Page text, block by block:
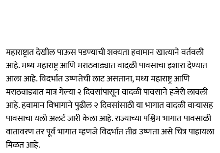
महाराष्ट्रात देखील पाऊस पडण्याची शक्यता हवामान खात्याने वर्तवली
आहे. मध्य महाराष्ट्र आणि मराठवाड्यात वादळी पावसाचा इशारा देण्यात
आला आहे. विदर्भात उष्णतेची लाट असताना, मध्य महाराष्ट्र आणि
मराठवाड्यात मात्र गेल्या २ दिवसांपासून वादळी पावसाने हजेरी लावली
आहे. हवामान विभागाने पुढील २ दिवसांसाठी या भागात वादळी वाऱ्यासह
पावसाचा यलो अलर्ट जारी केला आहे. राज्याच्या पश्चिम भागात पावसाळी
वातावरण तर पूर्व भागात म्हणजे विदर्भात तीव्र उष्णता असे चित्र पाहायला
मिळत आहे.